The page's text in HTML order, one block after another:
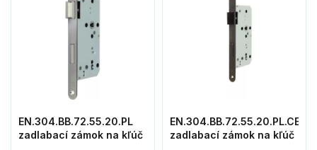
EN.304.BB.72.55.20.PL
zadlabací zámok na kľúč
EN.304.BB.72.55.20.PL.CE
zadlabací zámok na kľúč